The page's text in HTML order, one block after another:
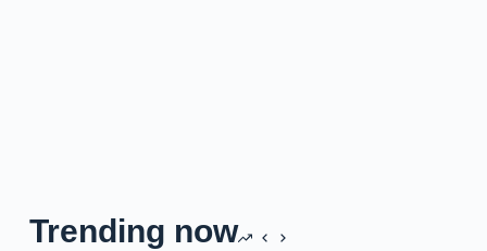
Trending now